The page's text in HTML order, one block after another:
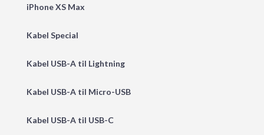
iPhone XS Max
Kabel Special
Kabel USB-A til Lightning
Kabel USB-A til Micro-USB
Kabel USB-A til USB-C